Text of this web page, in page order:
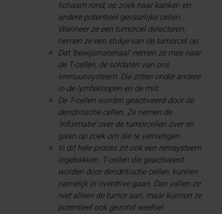
lichaam rond, op zoek naar kanker- en
andere potentieel gevaarlijke cellen.
Wanneer ze een tumorcel detecteren,
nemen ze een stukje van de tumorcel op.
Dat ‘bewijsmateriaal’ nemen ze mee naar
de T-cellen, de soldaten van ons
immuunsysteem. Die zitten onder andere
in de lymfeknopen en de milt.
De T-cellen worden geactiveerd door de
dendritische cellen. Ze nemen de
‘informatie’ over de tumorcellen over en
gaan op zoek om die te vernietigen.
In dit hele proces zit ook een remsysteem
ingebakken. T-cellen die geactiveerd
worden door dendritische cellen, kunnen
namelijk in overdrive gaan. Dan vallen ze
niet alleen de tumor aan, maar kunnen ze
potentieel ook gezond weefsel